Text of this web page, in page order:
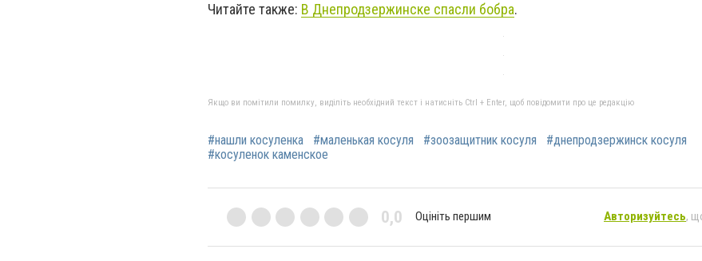
Читайте также: В Днепродзержинске спасли бобра.
Якщо ви помітили помилку, виділіть необхідний текст і натисніть Ctrl + Enter, щоб повідомити про це редакцію
#нашли косуленка #маленькая косуля #зоозащитник косуля
#днепродзержинск косуля
#косуленок каменское
0,0 Оцініть першим Авторизуйтесь,